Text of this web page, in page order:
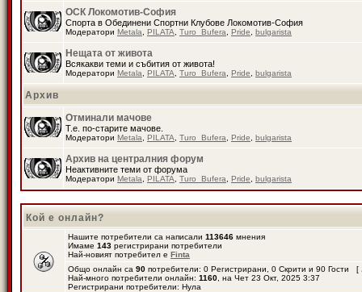
ОСК Локомотив-София
Спорта в Обединени Спортни Клубове Локомотив-София
Модератори Metala PILATA Turo_Bufera Pride bulgarista
Нещата от живота
Всякакви теми и събития от живота!
Модератори Metala PILATA Turo_Bufera Pride bulgarista
Архив
Отминали мачове
Т.е. по-старите мачове.
Модератори Metala PILATA Turo_Bufera Pride bulgarista
Архив на централния форум
Неактивните теми от форума
Модератори Metala PILATA Turo_Bufera Pride bulgarista
Кой е онлайн?
Нашите потребители са написали 113646 мнения
Имаме 143 регистрирани потребители
Най-новият потребител е Finta
Общо онлайн са 90 потребители: 0 Регистрирани, 0 Скрити и 90 Гости [
Най-много потребители онлайн: 1160 , на Чет 23 Окт, 2025 3:37
Регистрирани потребители: Нула